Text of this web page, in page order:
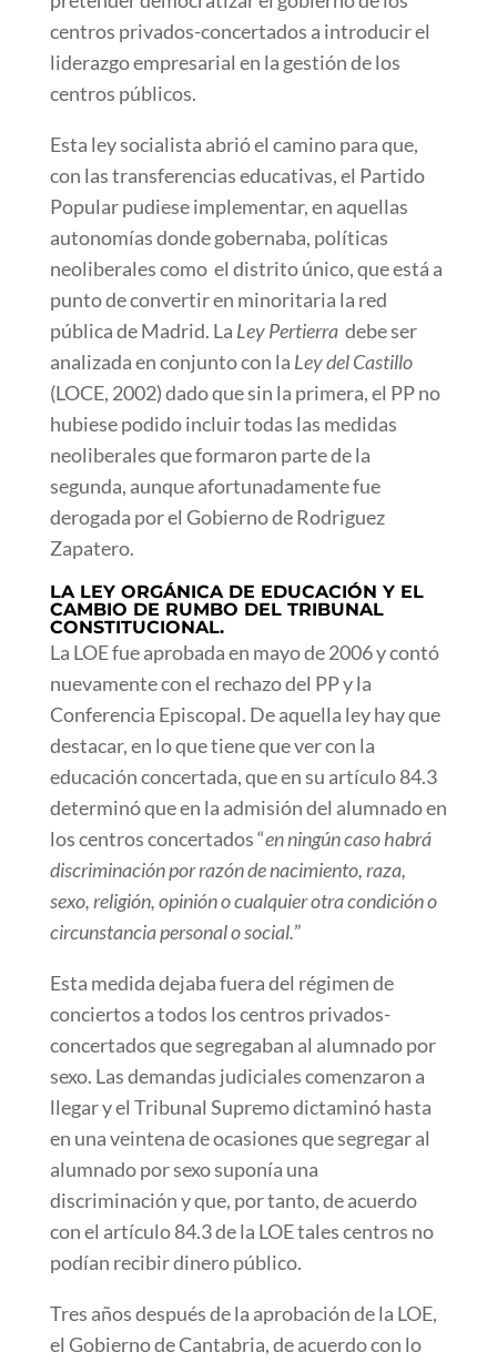
centros privados-concertados a introducir el
liderazgo empresarial en la gestión de los
centros públicos.
Esta ley socialista abrió el camino para que,
con las transferencias educativas, el Partido
Popular pudiese implementar, en aquellas
autonomías donde gobernaba, políticas
neoliberales como el distrito único, que está a
punto de convertir en minoritaria la red
pública de Madrid. La Ley Pertierradebe ser
analizada en conjunto con la Ley del Castillo
(LOCE, 2002) dado que sin la primera, el PP no
hubiese podido incluir todas las medidas
neoliberales que formaron parte de la
segunda, aunque afortunadamente fue
derogada por el Gobierno de Rodriguez
Zapatero.
LA LEY ORGÁNICA DE EDUCACIÓN Y EL
CAMBIO DE RUMBO DEL TRIBUNAL
CONSTITUCIONAL.
La LOE fue aprobada en mayo de 2006 y contó
nuevamente con el rechazo del PP y la
Conferencia Episcopal. De aquella ley hay que
destacar, en lo que tiene que ver con la
educación concertada, que en su artículo 84.3
determinó que en la admisión del alumnado en
los centros concertados “en ningún caso habrá
discriminación por razón de nacimiento, raza,
sexo, religión, opinión o cualquier otra condición o
circunstancia personal o social.”
Esta medida dejaba fuera del régimen de
conciertos a todos los centros privados-
concertados que segregaban al alumnado por
sexo. Las demandas judiciales comenzaron a
llegar y el Tribunal Supremo dictaminó hasta
en una veintena de ocasiones que segregar al
alumnado por sexo suponía una
discriminación y que, por tanto, de acuerdo
con el artículo 84.3 de la LOE tales centros no
podían recibir dinero público.
Tres años después de la aprobación de la LOE,
el Gobierno de Cantabria, de acuerdo con lo